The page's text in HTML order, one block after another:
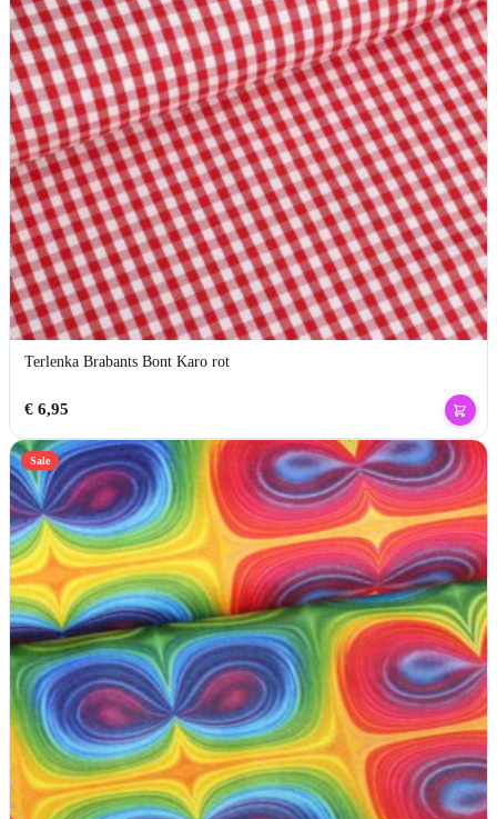
Terlenka Brabants Bont Karo rot
€6,95
Sale